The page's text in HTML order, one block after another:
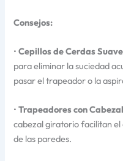
Consejos:
•Cepillos de Cerdas
para eliminar la suciedad
pasar el trapeador o la
•Trapeadores con
cabezal giratorio facilitan el
de las paredes.